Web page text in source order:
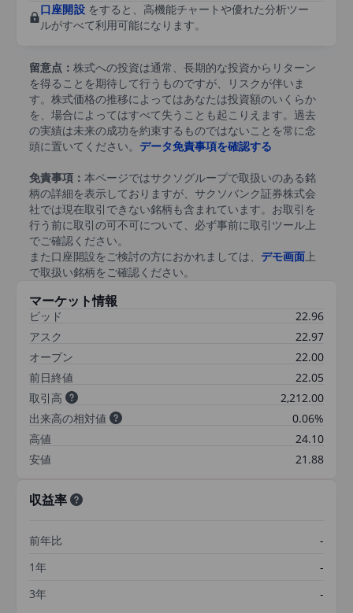
口座開設をすると、高機能チャートや優れた分析ツー
ルがすべて利用可能になります。
留意点： 株式への投資は通常、長期的な投資からリターン
を得ることを期待して行うものですが、リスクが伴いま
す。株式価格の推移によってはあなたは投資額のいくらか
を、場合によってはすべて失うことも起こりえます。過去
の実績は未来の成功を約束するものではないことを常に念
頭に置いてください。 データ免責事項を確認する
免責事項： 本ページではサクソグループで取扱いのある銘
柄の詳細を表示しておりますが、サクソバンク証券株式会
社では現在取引できない銘柄も含まれています。お取引を
行う前に取引の可不可について、必ず事前に取引ツール上
でご確認ください。
また口座開設をご検討の方におかれましては、 デモ画面 上
で取扱い銘柄をご確認ください。
マーケット情報
ビッド
22.96
アスク
22.97
オープン
22.00
前日終値
22.05
取引高
2,212.00
出来高の相対値
0.06%
高値
24.10
安値
21.88
収益率
前年比
-
1年
-
3年
-